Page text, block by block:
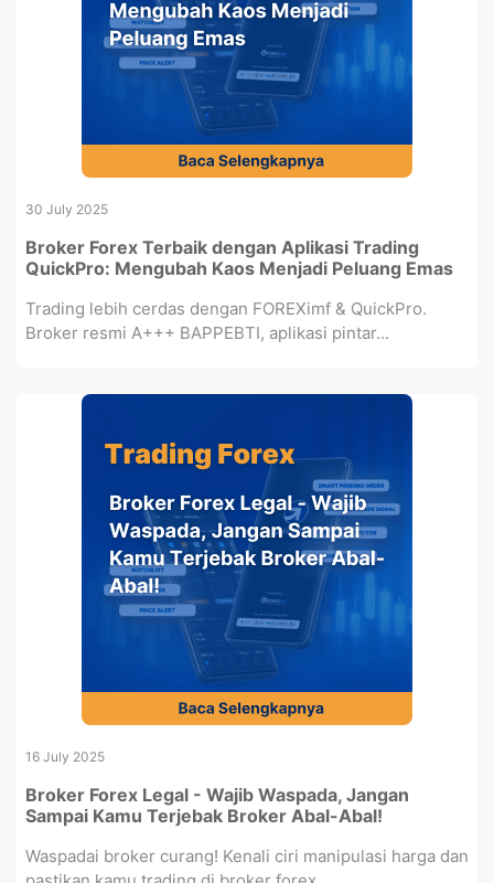
30 July 2025
Broker Forex Terbaik dengan Aplikasi Trading
QuickPro: Mengubah Kaos Menjadi Peluang Emas
Trading lebih cerdas dengan FOREXimf & QuickPro.
Broker resmi A+++ BAPPEBTI, aplikasi pintar...
16 July 2025
Broker Forex Legal - Wajib Waspada, Jangan
Sampai Kamu Terjebak Broker Abal-Abal!
Waspadai broker curang! Kenali ciri manipulasi harga dan